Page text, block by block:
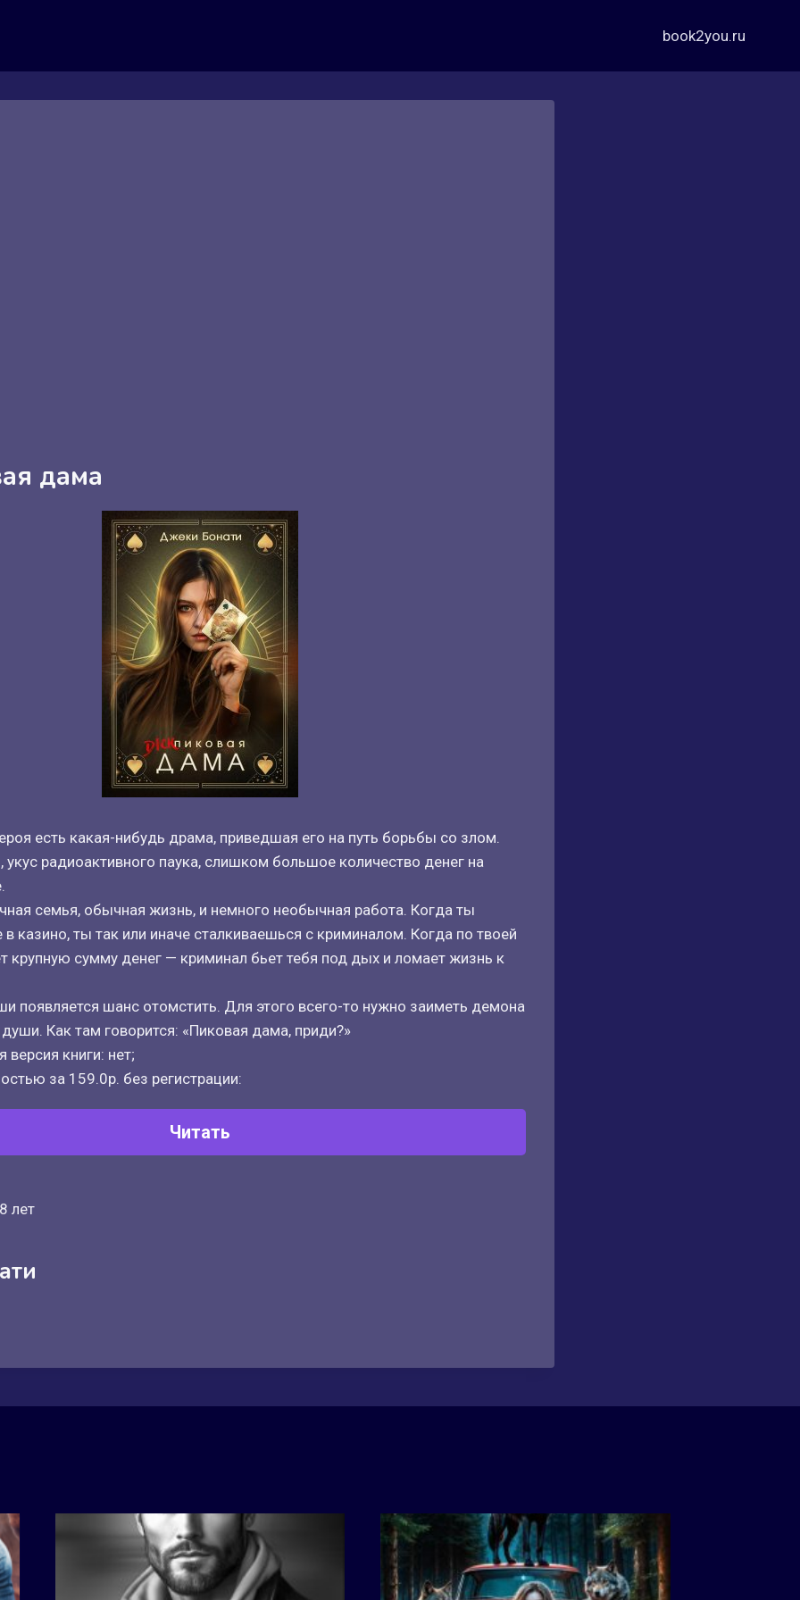
book2you.ru
дама
есть какая-нибудь драма, приведшая его на путь борьбы со злом.
укус радиоактивного паука, слишком большое количество денег на
семья, обычная жизнь, и немного необычная работа. Когда ты
казино, ты так или иначе сталкиваешься с криминалом. Когда по твоей
крупную сумму денег — криминал бьет тебя под дых и ломает жизнь к
появляется шанс отомстить. Для этого всего-то нужно заиметь демона
Как там говорится: «Пиковая дама, приди?»
версия книги: нет;
за 159.0р. без регистрации:
Читать
лет